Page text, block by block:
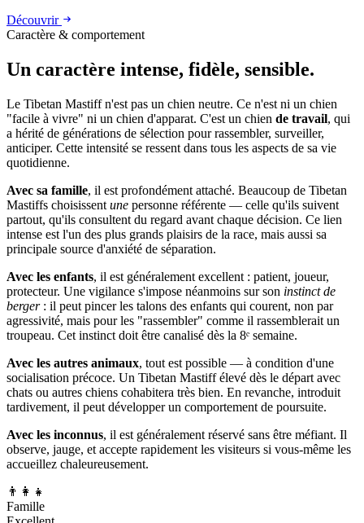
Découvrir
Caractère & comportement
Un caractère intense, fidèle, sensible.
Le Tibetan Mastiff n'est pas un chien neutre. Ce n'est ni un chien
"facile à vivre" ni un chien d'apparat. C'est un chien de travail, qui
a hérité de générations de sélection pour rassembler, surveiller,
anticiper. Cette intensité se ressent dans tous les aspects de sa vie
quotidienne.
Avec sa famille, il est profondément attaché. Beaucoup de Tibetan
Mastiffs choisissent une personne référente — celle qu'ils suivent
partout, qu'ils consultent du regard avant chaque décision. Ce lien
intense est l'un des plus grands plaisirs de la race, mais aussi sa
principale source d'anxiété de séparation.
Avec les enfants, il est généralement excellent : patient, joueur,
protecteur. Une vigilance s'impose néanmoins sur son instinct de
berger: il peut pincer les talons des enfants qui courent, non par
agressivité, mais pour les "rassembler" comme il rassemblerait un
troupeau. Cet instinct doit être canalisé dès la 8ᵉ semaine.
Avec les autres animaux, tout est possible — à condition d'une
socialisation précoce. Un Tibetan Mastiff élevé dès le départ avec
chats ou autres chiens cohabitera très bien. En revanche, introduit
tardivement, il peut développer un comportement de poursuite.
Avec les inconnus, il est généralement réservé sans être méfiant. Il
observe, jauge, et accepte rapidement les visiteurs si vous-même les
accueillez chaleureusement.
👨‍👩‍👧
Famille